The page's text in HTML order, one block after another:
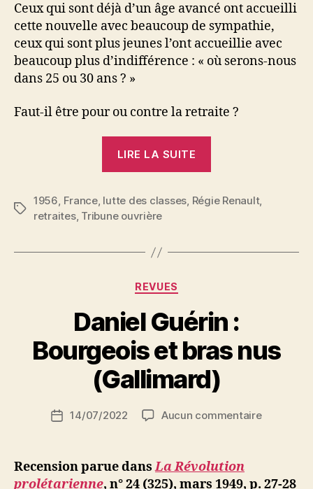
Ceux qui sont déjà d’un âge avancé ont accueilli
cette nouvelle avec beaucoup de sympathie,
ceux qui sont plus jeunes l’ont accueillie avec
beaucoup plus d’indifférence : « où serons-nous
dans 25 ou 30 ans ? »
Faut-il être pour ou contre la retraite ?
LIRE LA SUITE
Étiquettes
1956, France, lutte des classes, Régie Renault,
retraites, Tribune ouvrière
Catégories
REVUES
Daniel Guérin :
Bourgeois et bras nus
(Gallimard)
P
a
S
N
ji
Date14/07/2022 Aucun commentairesur
Recension parue dansLa Révolution
prolétarienne, n° 24 (325), mars 1949, p. 27-28